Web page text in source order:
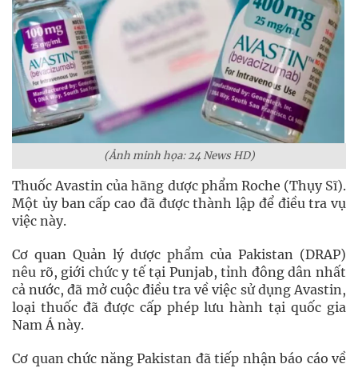
(Ảnh minh họa: 24 News HD)
Thuốc Avastin của hãng dược phẩm Roche (Thụy Sĩ).
Một ủy ban cấp cao đã được thành lập để điều tra vụ
việc này.
Cơ quan Quản lý dược phẩm của Pakistan (DRAP)
nêu rõ, giới chức y tế tại Punjab, tỉnh đông dân nhất
cả nước, đã mở cuộc điều tra về việc sử dụng Avastin,
loại thuốc đã được cấp phép lưu hành tại quốc gia
Nam Á này.
Cơ quan chức năng Pakistan đã tiếp nhận báo cáo về